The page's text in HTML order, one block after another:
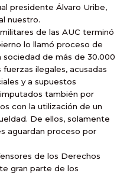
presidente Álvaro Uribe,
nuestro.
de las AUC terminó
lo llamó proceso de
sociedad de más de 30.000
ilegales, acusadas
y a supuestos
también por
con la utilización de un
De ellos, solamente
aguardan proceso por
de los Derechos
gran parte de los